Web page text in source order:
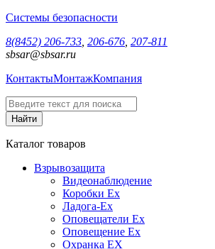
Системы безопасности
8(8452) 206-733 206-676 207-811
sbsar@sbsar.ru
КонтактыМонтажКомпания
Каталог товаров
Взрывозащита
Видеонаблюдение
Коробки Ex
Ладога-Ex
Оповещатели Ex
Оповещение Ex
Охранка EX